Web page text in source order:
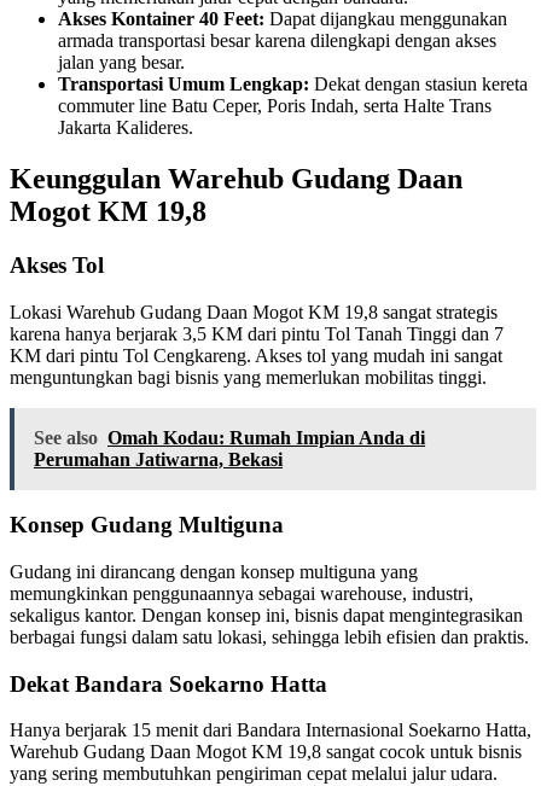
Akses Kontainer 40 Feet: Dapat dijangkau menggunakan
armada transportasi besar karena dilengkapi dengan akses
jalan yang besar.
Transportasi Umum Lengkap: Dekat dengan stasiun kereta
commuter line Batu Ceper, Poris Indah, serta Halte Trans
Jakarta Kalideres.
Keunggulan Warehub Gudang Daan
Mogot KM 19,8
Akses Tol
Lokasi Warehub Gudang Daan Mogot KM 19,8 sangat strategis
karena hanya berjarak 3,5 KM dari pintu Tol Tanah Tinggi dan 7
KM dari pintu Tol Cengkareng. Akses tol yang mudah ini sangat
menguntungkan bagi bisnis yang memerlukan mobilitas tinggi.
See also Omah Kodau: Rumah Impian Anda di
Perumahan Jatiwarna, Bekasi
Konsep Gudang Multiguna
Gudang ini dirancang dengan konsep multiguna yang
memungkinkan penggunaannya sebagai warehouse, industri,
sekaligus kantor. Dengan konsep ini, bisnis dapat mengintegrasikan
berbagai fungsi dalam satu lokasi, sehingga lebih efisien dan praktis.
Dekat Bandara Soekarno Hatta
Hanya berjarak 15 menit dari Bandara Internasional Soekarno Hatta,
Warehub Gudang Daan Mogot KM 19,8 sangat cocok untuk bisnis
yang sering membutuhkan pengiriman cepat melalui jalur udara.